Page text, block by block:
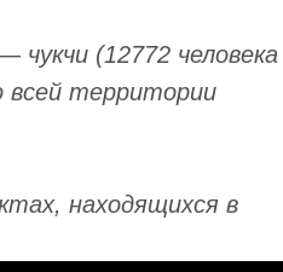
(12772 человека
всей территории
находящихся в